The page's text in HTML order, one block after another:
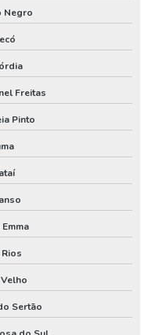
Negro
Freitas
Pinto
Sertão